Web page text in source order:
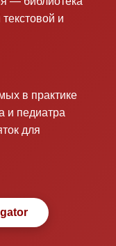
и
в практике
и педиатра
для